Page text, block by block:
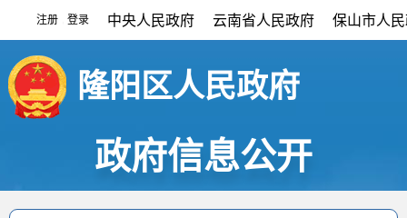
注册 登录 中央人民政府 云南省人民政府 保山市人
隆阳区人民政府
政府信息公开